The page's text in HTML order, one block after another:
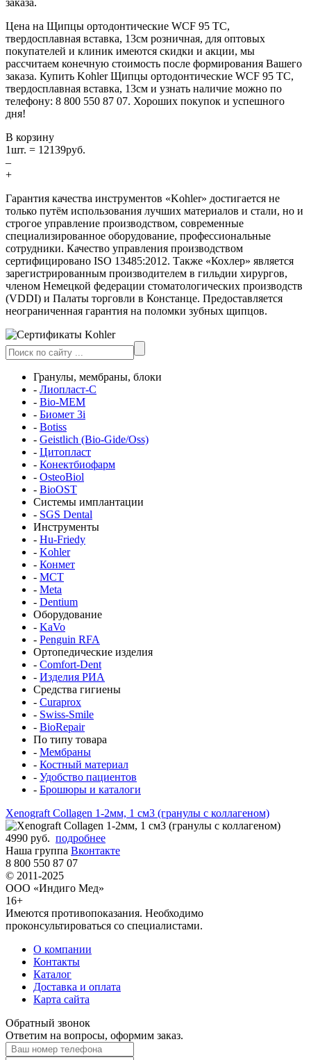
Цена на Щипцы ортодонтические WCF 95 TC,
твердосплавная вставка, 13см розничная, для оптовых
покупателей и клиник имеются скидки и акции, мы
рассчитаем конечную стоимость после формирования Вашего
заказа. Купить Kohler Щипцы ортодонтические WCF 95 TC,
твердосплавная вставка, 13см и узнать наличие можно по
телефону: 8 800 550 87 07. Хороших покупок и успешного
дня!
В корзину
1шт. = 12139руб.
–
+
Гарантия качества инструментов «Kohler» достигается не
только путём использования лучших материалов и стали, но и
строгое управление производством, современные
специализированное оборудование, профессиональные
сотрудники. Качество управления производством
сертифицировано ISO 13485:2012. Также «Кохлер» является
зарегистрированным производителем в гильдии хирургов,
членом Немецкой федерации стоматологических производств
(VDDI) и Палаты торговли в Констанце. Предоставляется
неограниченная гарантия на поломки зубных щипцов.
Гранулы, мембраны, блоки
- Лиопласт-С
- Bio-MEM
- Биомет 3i
- Botiss
- Geistlich (Bio-Gide/Oss)
- Цитопласт
- Конектбиофарм
- OsteoBiol
- BioOST
Системы имплантации
- SGS Dental
Инструменты
- Hu-Friedy
- Kohler
- Конмет
- MCT
- Meta
- Dentium
Оборудование
- KaVo
- Penguin RFA
Ортопедические изделия
- Comfort-Dent
- Изделия РИА
Средства гигиены
- Curaprox
- Swiss-Smile
- BioRepair
По типу товара
- Мембраны
- Костный материал
- Удобство пациентов
- Брошюры и каталоги
Xenograft Collagen 1-2мм, 1 см3 (гранулы с коллагеном)
4990 руб. подробнее
Наша группа Вконтакте
8 800 550 87 07
© 2011-2025
ООО «Индиго Мед»
16+
Имеются противопоказания. Необходимо
проконсультироваться со специалистами.
О компании
Контакты
Каталог
Доставка и оплата
Карта сайта
Обратный звонок
Ответим на вопросы, оформим заказ.